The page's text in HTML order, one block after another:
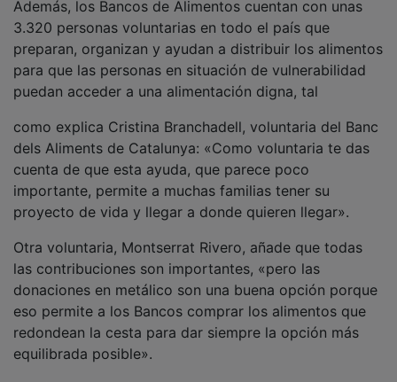
La séptima edición de la campaña solidaria «Ningún
hogar sin alimentos» arranca este martes 9 de junio.
Las personas interesadas podrán realizar donaciones a
través del portal www.ningunhogarsinalimentos.org,
así como aportaciones por Bizum al número 38014.
también pueden colaborar a través de la plataforma
de banca digital de la entidad y del portal
www.caixabank.es. La recaudación se distribuirá por
todas las provincias españolas mediante los 53
Bancos de Alimentos asociados a la FESBAL.
PUBLICIDAD